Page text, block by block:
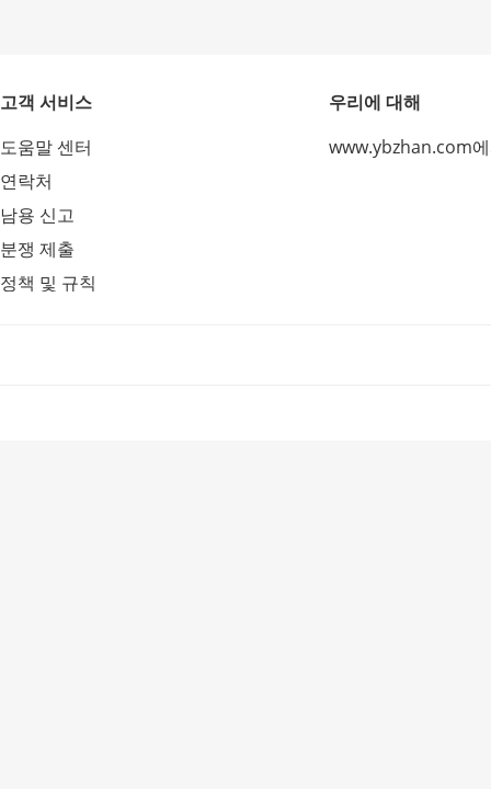
고객 서비스
도움말 센터
연락처
남용 신고
분쟁 제출
정책 및 규칙
우리에 대해
www.ybzhan.com